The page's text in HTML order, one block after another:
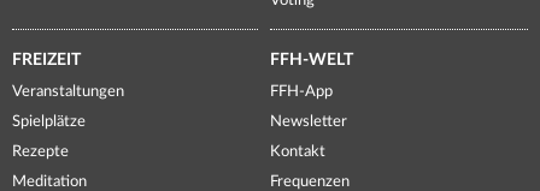
FREIZEIT
Veranstaltungen
Spielplätze
Rezepte
Meditation
FFH-WELT
FFH-App
Newsletter
Kontakt
Frequenzen